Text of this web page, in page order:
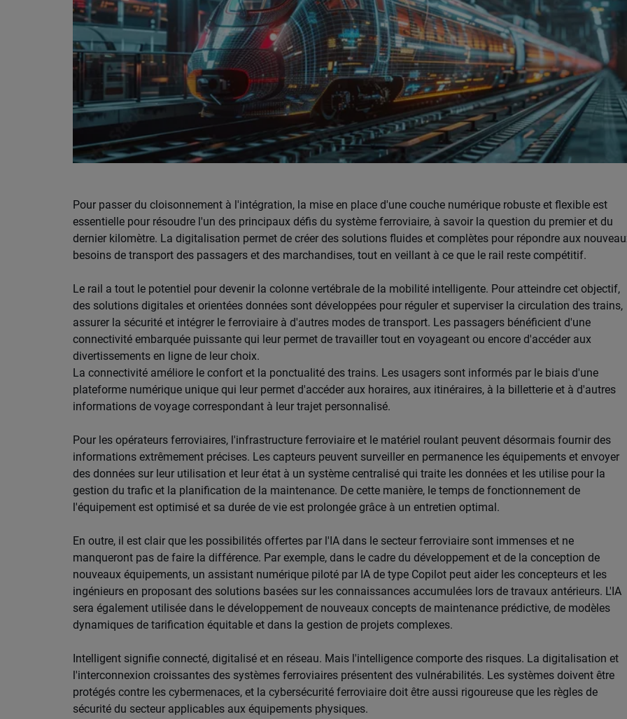
Pour passer du cloisonnement à l'intégration, la mise en place d'une couche numérique robuste et flexible est
essentielle pour résoudre l'un des principaux défis du système ferroviaire, à savoir la question du premier et du
dernier kilomètre. La digitalisation permet de créer des solutions fluides et complètes pour répondre aux
besoins de transport des passagers et des marchandises, tout en veillant à ce que le rail reste compétitif.
Le rail a tout le potentiel pour devenir la colonne vertébrale de la mobilité intelligente. Pour atteindre cet objectif,
des solutions digitales et orientées données sont développées pour réguler et superviser la circulation des trains,
assurer la sécurité et intégrer le ferroviaire à d'autres modes de transport. Les passagers bénéficient d'une
connectivité embarquée puissante qui leur permet de travailler tout en voyageant ou encore d'accéder aux
divertissements en ligne de leur choix.
La connectivité améliore le confort et la ponctualité des trains. Les usagers sont informés par le biais d'une
plateforme numérique unique qui leur permet d'accéder aux horaires, aux itinéraires, à la billetterie et à d'autres
informations de voyage correspondant à leur trajet personnalisé.
Pour les opérateurs ferroviaires, l'infrastructure ferroviaire et le matériel roulant peuvent désormais fournir des
informations extrêmement précises. Les capteurs peuvent surveiller en permanence les équipements et envoyer
des données sur leur utilisation et leur état à un système centralisé qui traite les données et les utilise pour la
gestion du trafic et la planification de la maintenance. De cette manière, le temps de fonctionnement de
l'équipement est optimisé et sa durée de vie est prolongée grâce à un entretien optimal.
En outre, il est clair que les possibilités offertes par l'IA dans le secteur ferroviaire sont immenses et ne
manqueront pas de faire la différence. Par exemple, dans le cadre du développement et de la conception de
nouveaux équipements, un assistant numérique piloté par IA de type Copilot peut aider les concepteurs et les
ingénieurs en proposant des solutions basées sur les connaissances accumulées lors de travaux antérieurs. L'IA
sera également utilisée dans le développement de nouveaux concepts de maintenance prédictive, de modèles
dynamiques de tarification équitable et dans la gestion de projets complexes.
Intelligent signifie connecté, digitalisé et en réseau. Mais l'intelligence comporte des risques. La digitalisation et
l'interconnexion croissantes des systèmes ferroviaires présentent des vulnérabilités. Les systèmes doivent être
protégés contre les cybermenaces, et la cybersécurité ferroviaire doit être aussi rigoureuse que les règles de
sécurité du secteur applicables aux équipements physiques.